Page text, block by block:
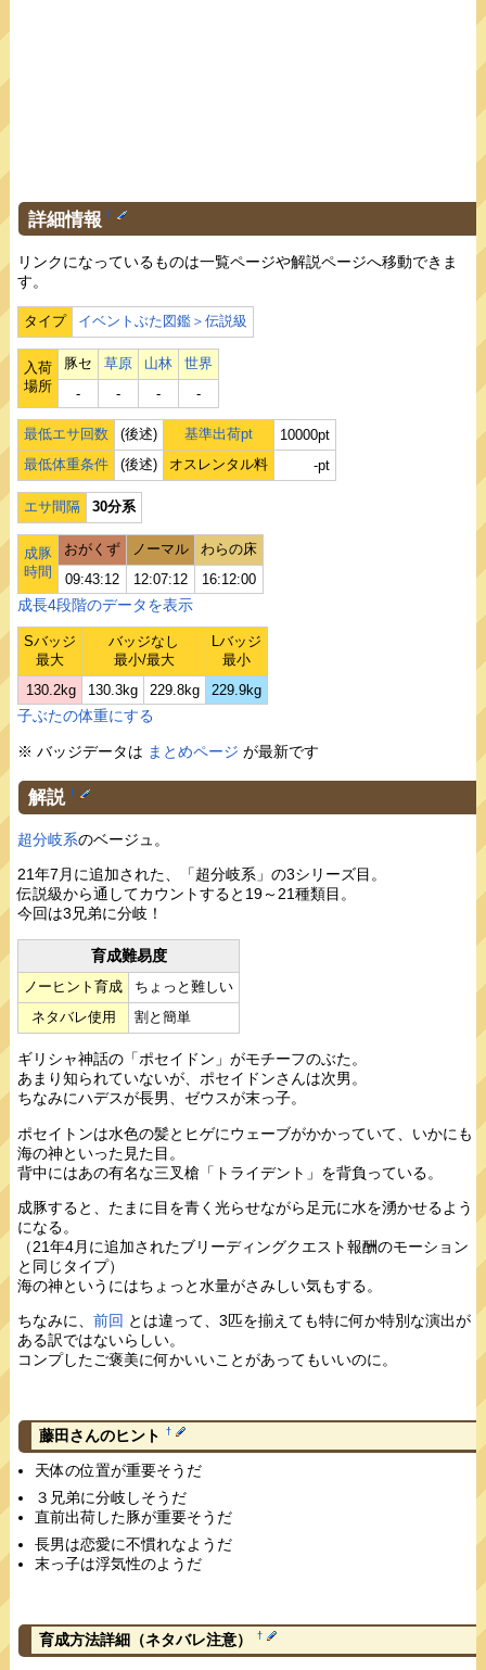
詳細情報 †
リンクになっているものは一覧ページや解説ページへ移動できま
す。
タイプ イベントぶた図鑑＞伝説級
入荷
場所
豚セ 草原 山林
世界
‐
‐ ‐ ‐
最低エサ回数 (後述) 基準出荷pt
10000pt
最低体重条件
(後述) オスレンタル料 -pt
エサ間隔 30分系
成豚
時間
おがくず ノーマル
わらの床
09:43:12
12:07:12 16:12:00
成長4段階のデータを表示
Sバッジ
最大
バッジなし
最小/最大
Lバッジ
最小
130.2kg
130.3kg 229.8kg 229.9kg
子ぶたの体重にする
※ バッジデータは まとめページ が最新です
解説 †
超分岐系のベージュ。
21年7月に追加された、「超分岐系」の3シリーズ目。
伝説級から通してカウントすると19～21種類目。
今回は3兄弟に分岐！
育成難易度
ノーヒント育成
ちょっと難しい
ネタバレ使用
割と簡単
ギリシャ神話の「ポセイドン」がモチーフのぶた。
あまり知られていないが、ポセイドンさんは次男。
ちなみにハデスが長男、ゼウスが末っ子。
ポセイトンは水色の髪とヒゲにウェーブがかかっていて、いかにも
海の神といった見た目。
背中にはあの有名な三叉槍「トライデント」を背負っている。
成豚すると、たまに目を青く光らせながら足元に水を湧かせるよう
になる。
（21年4月に追加されたブリーディングクエスト報酬のモーション
と同じタイプ）
海の神というにはちょっと水量がさみしい気もする。
ちなみに、前回 とは違って、3匹を揃えても特に何か特別な演出が
ある訳ではないらしい。
コンプしたご褒美に何かいいことがあってもいいのに。
藤田さんのヒント †
天体の位置が重要そうだ
３兄弟に分岐しそうだ
直前出荷した豚が重要そうだ
長男は恋愛に不慣れなようだ
末っ子は浮気性のようだ
育成方法詳細 （ネタバレ注意） †